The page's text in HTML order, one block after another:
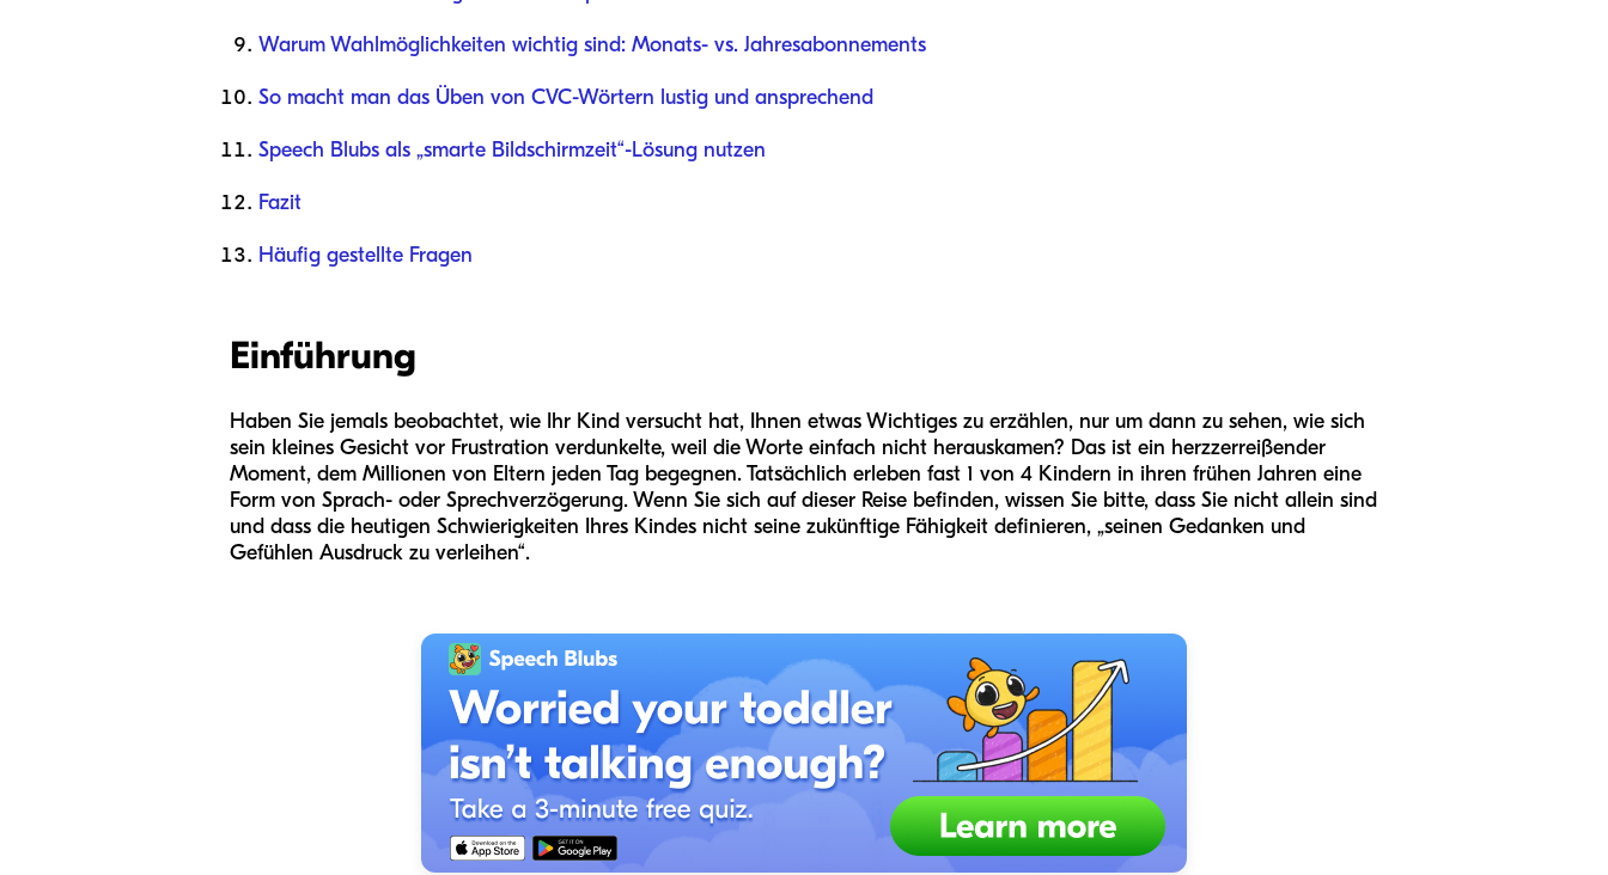
Warum Wahlmöglichkeiten wichtig sind: Monats- vs. Jahresabonnements
So macht man das Üben von CVC-Wörtern lustig und ansprechend
Speech Blubs als „smarte Bildschirmzeit“-Lösung nutzen
Fazit
Häufig gestellte Fragen
Einführung
Haben Sie jemals beobachtet, wie Ihr Kind versucht hat, Ihnen etwas Wichtiges zu erzählen, nur um dann zu sehen, wie sich
sein kleines Gesicht vor Frustration verdunkelte, weil die Worte einfach nicht herauskamen? Das ist ein herzzerreißender
Moment, dem Millionen von Eltern jeden Tag begegnen. Tatsächlich erleben fast 1 von 4 Kindern in ihren frühen Jahren eine
Form von Sprach- oder Sprechverzögerung. Wenn Sie sich auf dieser Reise befinden, wissen Sie bitte, dass Sie nicht allein sind
und dass die heutigen Schwierigkeiten Ihres Kindes nicht seine zukünftige Fähigkeit definieren, „seinen Gedanken und
Gefühlen Ausdruck zu verleihen“.